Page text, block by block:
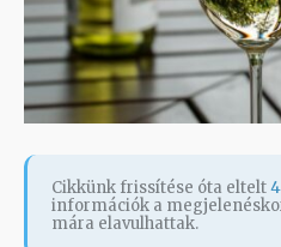
Cikkünk frissítése óta eltelt
információk a
mára elavulhattak.